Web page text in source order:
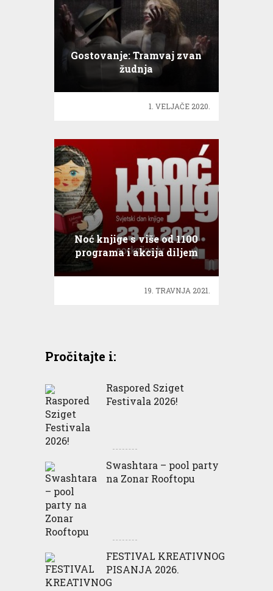
Gostovanje: Tramvaj zvan
žudnja
1. VELJAČE 2020.
Noć knjige s više od 1100
programa i akcija diljem
19. TRAVNJA 2021.
Pročitajte i:
Raspored Sziget
Festivala 2026!
Swashtara – pool party
na Zonar Rooftopu
FESTIVAL KREATIVNOG
PISANJA 2026.